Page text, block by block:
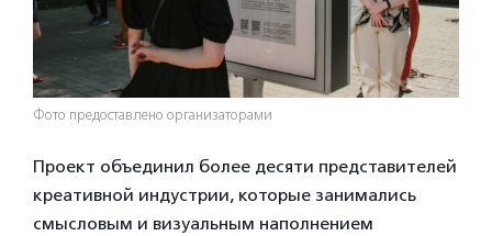
Фото предоставлено организаторами
Проект объединил более десяти представителей
креативной индустрии, которые занимались
смысловым и визуальным наполнением